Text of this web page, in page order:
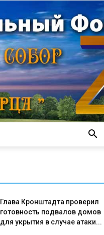
Глава Кронштадта проверил
готовность подвалов домов
для укрытия в случае атаки...